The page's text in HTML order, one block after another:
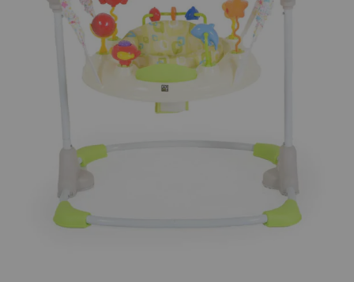
изображенията